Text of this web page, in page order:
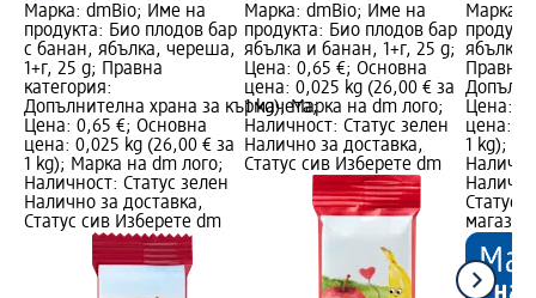
Марка: dmBio; Име на
продукта: Био плодов бар
с банан, ябълка, череша,
1+г, 25 g; Правна
категория:
Допълнителна храна за кърмачета;
Цена: 0,65 €; Основна
цена: 0,025 kg (26,00 € за
1 kg); Марка на dm лого;
Наличност: Статус зелен
Налично за доставка,
Статус сив Изберете dm
Марка: dmBio; Име на
продукта: Био плодов бар
ябълка и банан, 1+г, 25 g;
Цена: 0,65 €; Основна
цена: 0,025 kg (26,00 € за
1 kg); Марка на dm лого;
Наличност: Статус зелен
Налично за доставка,
Статус сив Изберете dm
Марка:
ябълка
Правна
Цена:
цена:
1 kg);
Статус
магазин